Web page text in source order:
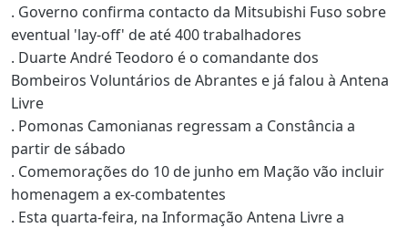
. Governo confirma contacto da Mitsubishi Fuso sobre
eventual 'lay-off' de até 400 trabalhadores
. Duarte André Teodoro é o comandante dos
Bombeiros Voluntários de Abrantes e já falou à Antena
Livre
. Pomonas Camonianas regressam a Constância a
partir de sábado
. Comemorações do 10 de junho em Mação vão incluir
homenagem a ex-combatentes
. Esta quarta-feira, na Informação Antena Livre a